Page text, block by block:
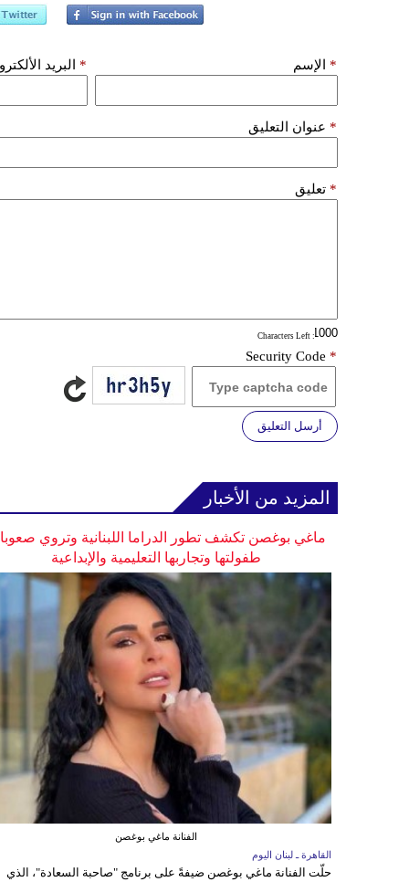
الإسم * البريد *
عنوان التعليق *
تعليق *
: Characters Left
Security Code *
أرسل التعليق
المزيد من الأخبار
ماغي بوغصن تكشف تطور الدراما اللبنانية وتروي
طفولتها وتجاربها التعليمية والإبداعية
الفنانة ماغي بوغصن
القاهرة ـ لبنان اليوم
حلّت الفنانة ماغي بوغصن ضيفةً على برنامج "صاحبة السعادة"، الذي